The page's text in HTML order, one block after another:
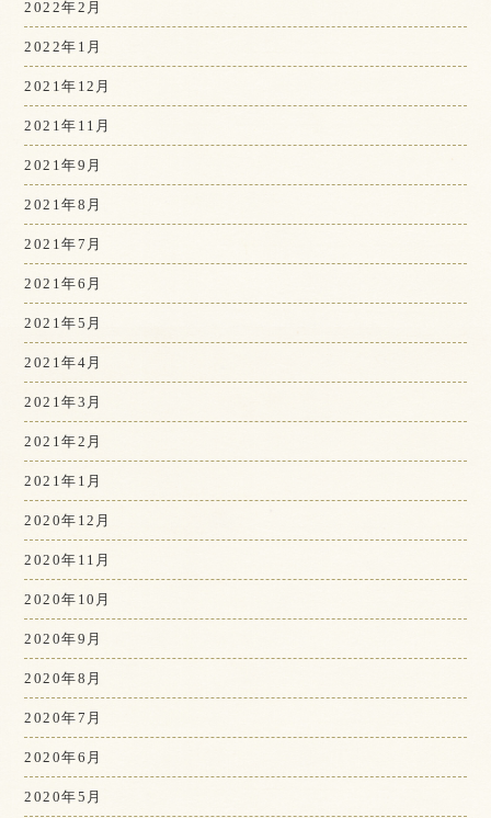
2022年2月
2022年1月
2021年12月
2021年11月
2021年9月
2021年8月
2021年7月
2021年6月
2021年5月
2021年4月
2021年3月
2021年2月
2021年1月
2020年12月
2020年11月
2020年10月
2020年9月
2020年8月
2020年7月
2020年6月
2020年5月